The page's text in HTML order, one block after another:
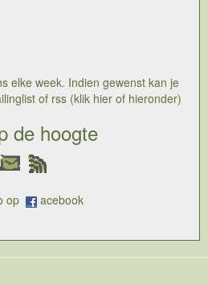
elke week. Indien gewenst kan je
of rss (klik hier of hieronder)
de hoogte
op acebook